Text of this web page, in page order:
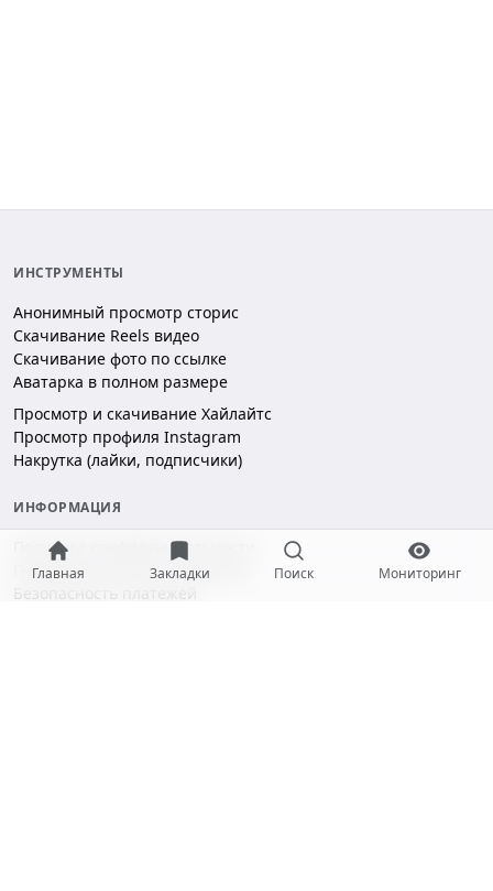
Главная Закладки Поиск Мониторинг
ИНСТРУМЕНТЫ
Анонимный просмотр сторис
Скачивание Reels видео
Скачивание фото по ссылке
Аватарка в полном размере
Просмотр и скачивание Хайлайтс
Просмотр профиля Instagram
Накрутка (лайки, подписчики)
ИНФОРМАЦИЯ
Политика конфиденциальности
Пользовательское соглашение
Безопасность платежей